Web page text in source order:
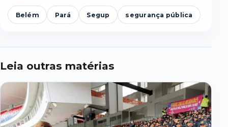
Belém Pará Segup segurança pública
Leia outras matérias